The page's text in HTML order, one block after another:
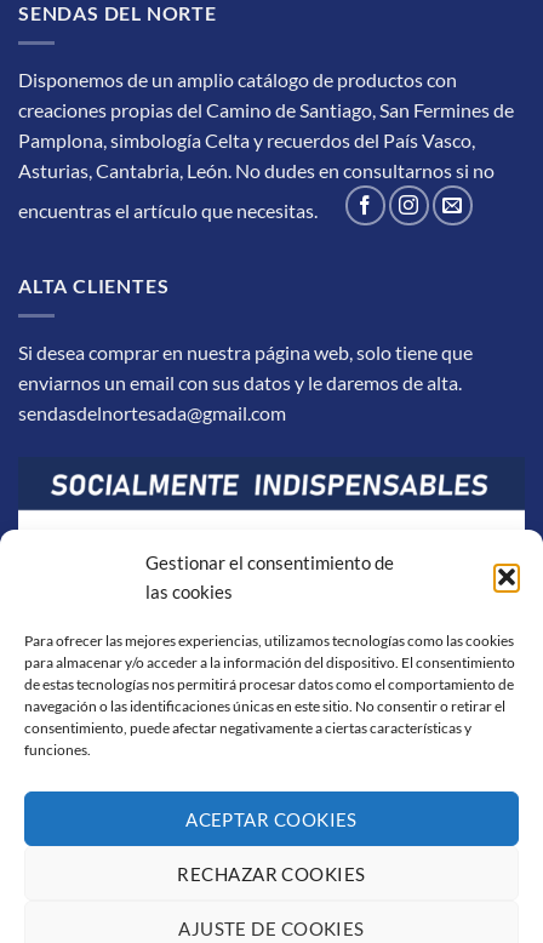
Gestionar el consentimiento de
las cookies
Para ofrecer las mejores experiencias, utilizamos tecnologías como las cookies
para almacenar y/o acceder a la información del dispositivo. El consentimiento
de estas tecnologías nos permitirá procesar datos como el comportamiento de
navegación o las identificaciones únicas en este sitio. No consentir o retirar el
consentimiento, puede afectar negativamente a ciertas características y
funciones.
ACEPTAR COOKIES
RECHAZAR COOKIES
AJUSTE DE COOKIES
SENDAS DEL NORTE
Disponemos de un amplio catálogo de productos con
creaciones propias del Camino de Santiago, San Fermines de
Pamplona, simbología Celta y recuerdos del País Vasco,
Asturias, Cantabria, León. No dudes en consultarnos si no
encuentras el artículo que necesitas.
ALTA CLIENTES
Si desea comprar en nuestra página web, solo tiene que
enviarnos un email con sus datos y le daremos de alta.
sendasdelnortesada@gmail.com
Visa PayPal Stripe MasterCard
POLÍTICA DE COOKIES CONDICIONES DE COMPRA